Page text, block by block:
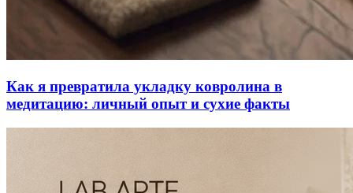
Как я превратила укладку ковролина в
медитацию: личный опыт и сухие факты